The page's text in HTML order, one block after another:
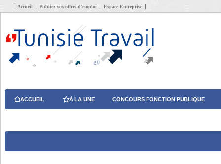
Accueil Publiez vos offres d’emploi Espace Entreprise
ACCUEIL À LA UNE CONCOURS FONCTION PUBLIQUE